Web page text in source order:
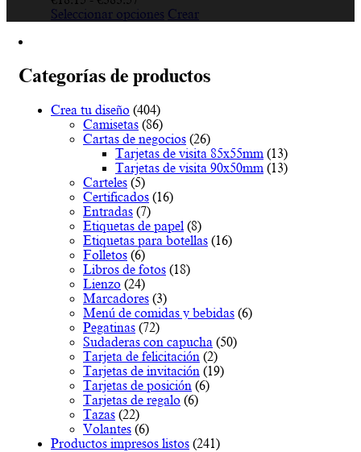
de
hasta
€383.57
Seleccionar opciones Este
variantes.
Las
elegir
en
la
de
Crear
Categorías de productos
Crea tu diseño (404)
Camisetas (86)
Cartas de negocios (26)
Tarjetas de visita 85x55mm (13)
Tarjetas de visita 90x50mm (13)
Carteles (5)
Certificados (16)
Entradas (7)
Etiquetas de papel (8)
Etiquetas para botellas (16)
Folletos (6)
Libros de fotos (18)
Lienzo (24)
Marcadores (3)
Menú de comidas y bebidas (6)
Pegatinas (72)
Sudaderas con capucha (50)
Tarjeta de felicitación (2)
Tarjetas de invitación (19)
Tarjetas de posición (6)
Tarjetas de regalo (6)
Tazas (22)
Volantes (6)
Productos impresos listos (241)